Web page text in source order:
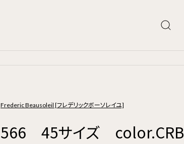
Frederic Beausoleil [フレデリックボーソレイユ]
566 45サイズ color.CRB